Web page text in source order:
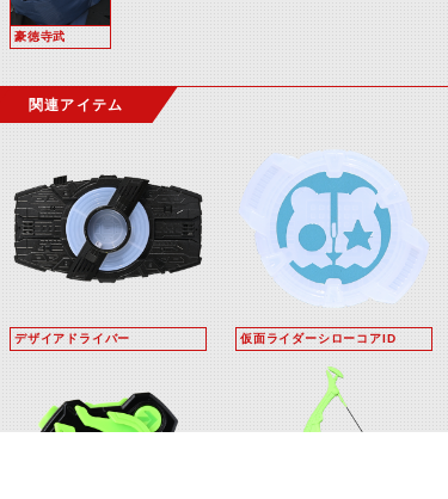
豪徳寺武
関連アイテム
デザイアドライバー 仮面ライダーシローコアID